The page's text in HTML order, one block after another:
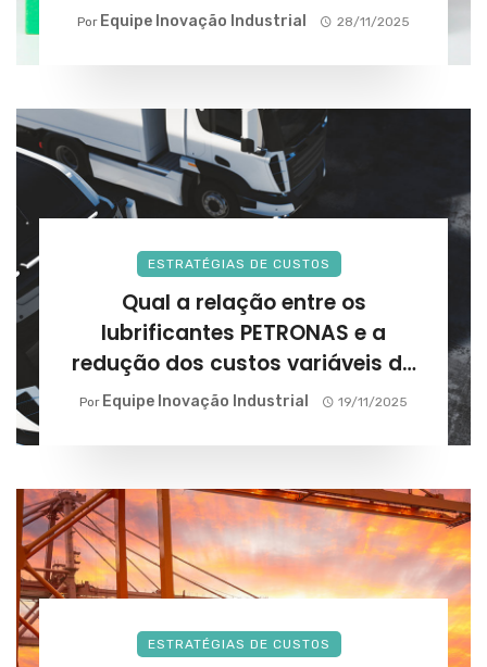
Por Equipe Inovação Industrial 28/11/2025
ESTRATÉGIAS DE CUSTOS
Qual a relação entre os
lubrificantes PETRONAS e a
redução dos custos variáveis da
frota?
Por Equipe Inovação Industrial 19/11/2025
ESTRATÉGIAS DE CUSTOS